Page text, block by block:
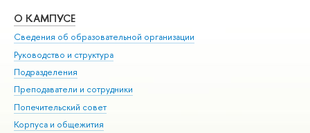
О КАМПУСЕ
Сведения об образовательной организации
Руководство и структура
Подразделения
Преподаватели и сотрудники
Попечительский совет
Корпуса и общежития